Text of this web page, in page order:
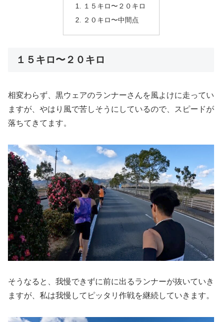
１５キロ〜２０キロ
２０キロ〜中間点
１５キロ〜２０キロ
相変わらず、黒ウェアのランナーさんを風よけに走ってい
ますが、やはり風で苦しそうにしているので、スピードが
落ちてきてます。
そうなると、我慢できずに前に出るランナーが抜いていき
ますが、私は我慢してピッタリ作戦を継続していきます。